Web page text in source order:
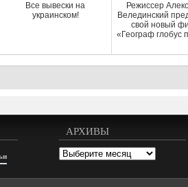
Все вывески на
украинском!
Режиссер
Велединский
свой новый
«Географ глобус
АРХИВЫ
Архивы